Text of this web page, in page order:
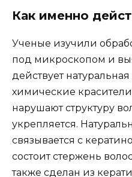
Как именно
Ученые изучили
под микроскопом и
действует
химические
нарушают структуру
укрепляется.
связывается с
состоит стержень
также сделан из